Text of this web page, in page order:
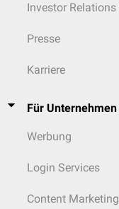
Investor Relations
Presse
Karriere
Für Unternehmen
Werbung
Login Services
Content Marketing